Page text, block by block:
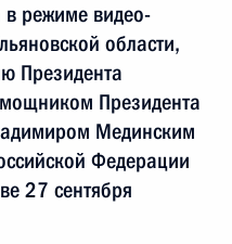
в режиме видео-
области,
Президента
Президента
Мединским
Федерации
27 сентября